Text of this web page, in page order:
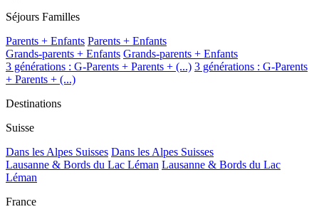
Séjours Familles
Parents + Enfants Parents + Enfants
Grands-parents + Enfants Grands-parents + Enfants
3 générations : G-Parents + Parents + (...) 3 générations : G-Parents
+ Parents + (...)
Destinations
Suisse
Dans les Alpes Suisses Dans les Alpes Suisses
Lausanne & Bords du Lac Léman Lausanne & Bords du Lac
Léman
France